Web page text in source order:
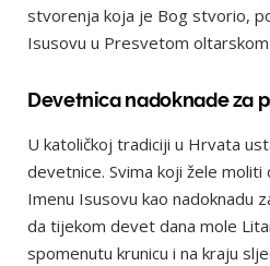
stvorenja koja je Bog stvorio,
Isusovu u Presvetom oltarskom
Devetnica nadoknade za
U katoličkoj tradiciji u Hrvata
devetnice. Svima koji žele
Imenu Isusovu kao nadoknadu
da tijekom devet dana mole
spomenutu krunicu i na kraju